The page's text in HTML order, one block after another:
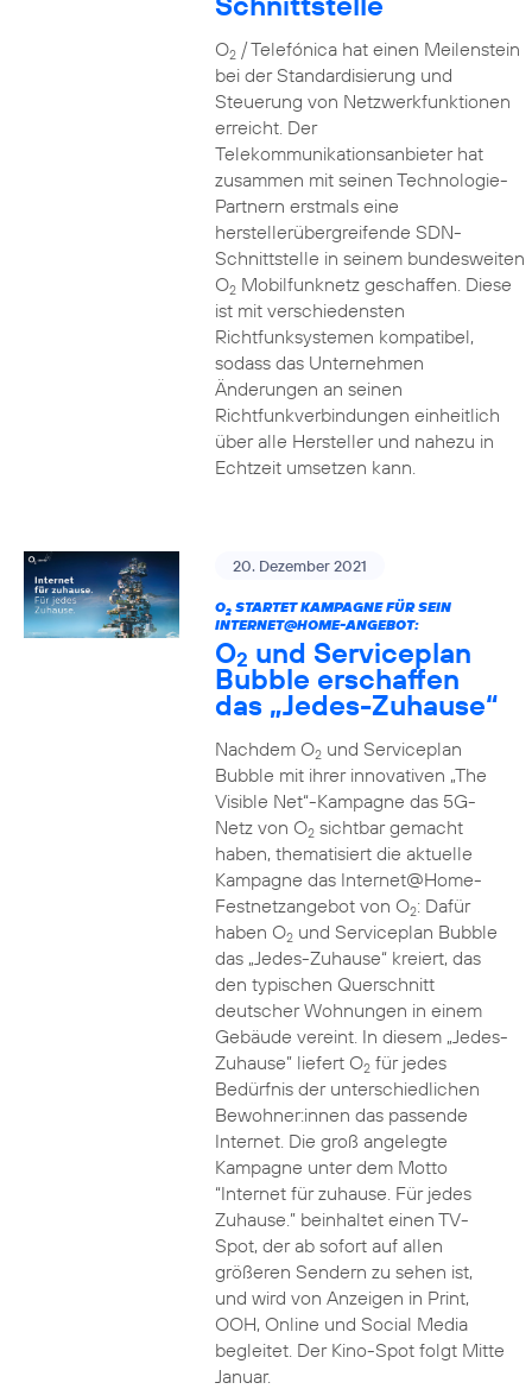
O2/ Telefónica hat einen Meilenstein
bei der Standardisierung und
Steuerung von Netzwerkfunktionen
erreicht. Der
Telekommunikationsanbieter hat
zusammen mit seinen Technologie-
Partnern erstmals eine
herstellerübergreifende SDN-
Schnittstelle in seinem bundesweiten
O2Mobilfunknetz geschaffen. Diese
ist mit verschiedensten
Richtfunksystemen kompatibel,
sodass das Unternehmen
Änderungen an seinen
Richtfunkverbindungen einheitlich
über alle Hersteller und nahezu in
Echtzeit umsetzen kann.
20. Dezember 2021
O2STARTET KAMPAGNE FÜR SEIN
INTERNET@HOME-ANGEBOT:
O2 und Serviceplan
Bubble erschaffen
das „Jedes-Zuhause“
Nachdem O2und Serviceplan
Bubble mit ihrer innovativen „The
Visible Net“-Kampagne das 5G-
Netz von O2sichtbar gemacht
haben, thematisiert die aktuelle
Kampagne das Internet@Home-
Festnetzangebot von O2: Dafür
haben O2und Serviceplan Bubble
das „Jedes-Zuhause“ kreiert, das
den typischen Querschnitt
deutscher Wohnungen in einem
Gebäude vereint. In diesem „Jedes-
Zuhause” liefert O2für jedes
Bedürfnis der unterschiedlichen
Bewohner:innen das passende
Internet. Die groß angelegte
Kampagne unter dem Motto
“Internet für zuhause. Für jedes
Zuhause.” beinhaltet einen TV-
Spot, der ab sofort auf allen
größeren Sendern zu sehen ist,
und wird von Anzeigen in Print,
OOH, Online und Social Media
begleitet. Der Kino-Spot folgt Mitte
Januar.